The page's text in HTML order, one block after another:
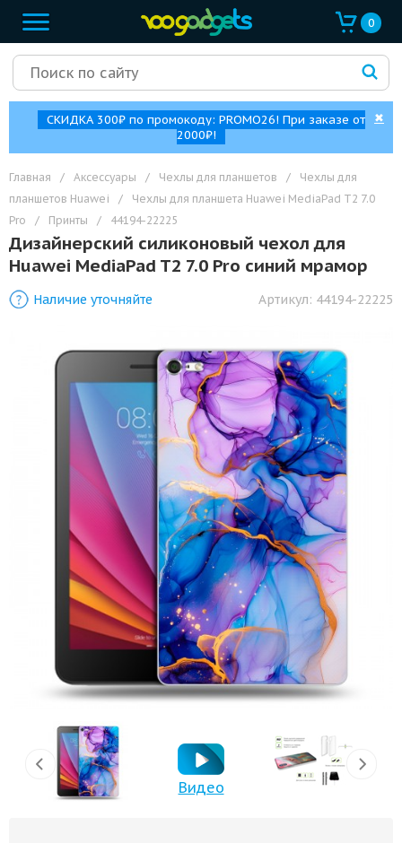
0
СКИДКА 300₽ по промокоду: PROMO26! При заказе от
2000₽!
✖
Главная / Аксессуары / Чехлы для планшетов /
Чехлы для
планшетов Huawei
/
Чехлы для планшета Huawei MediaPad T2 7.0
Pro
/ Принты / 44194-22225
Дизайнерский силиконовый чехол для
Huawei MediaPad T2 7.0 Pro синий мрамор
Видео
Наличие уточняйте Артикул: 44194-22225